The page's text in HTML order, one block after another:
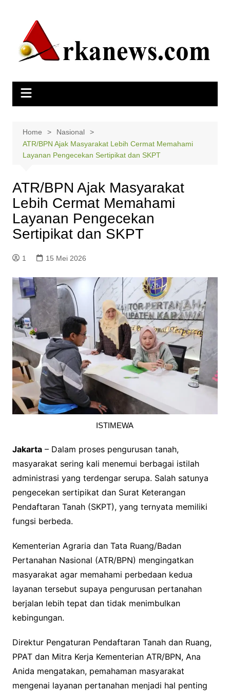
Home
Nasional
ATR/BPN Ajak Masyarakat Lebih Cermat Memahami
Layanan Pengecekan Sertipikat dan SKPT
ATR/BPN Ajak Masyarakat
Lebih Cermat Memahami
Layanan Pengecekan
Sertipikat dan SKPT
1 15 Mei 2026
ISTIMEWA
Jakarta– Dalam proses pengurusan tanah,
masyarakat sering kali menemui berbagai istilah
administrasi yang terdengar serupa. Salah satunya
pengecekan sertipikat dan Surat Keterangan
Pendaftaran Tanah (SKPT), yang ternyata memiliki
fungsi berbeda.
Kementerian Agraria dan Tata Ruang/Badan
Pertanahan Nasional (ATR/BPN) mengingatkan
masyarakat agar memahami perbedaan kedua
layanan tersebut supaya pengurusan pertanahan
berjalan lebih tepat dan tidak menimbulkan
kebingungan.
Direktur Pengaturan Pendaftaran Tanah dan Ruang,
PPAT dan Mitra Kerja Kementerian ATR/BPN, Ana
Anida mengatakan, pemahaman masyarakat
mengenai layanan pertanahan menjadi hal penting